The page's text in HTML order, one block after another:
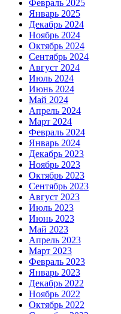
Февраль 2025
Январь 2025
Декабрь 2024
Ноябрь 2024
Октябрь 2024
Сентябрь 2024
Август 2024
Июль 2024
Июнь 2024
Май 2024
Апрель 2024
Март 2024
Февраль 2024
Январь 2024
Декабрь 2023
Ноябрь 2023
Октябрь 2023
Сентябрь 2023
Август 2023
Июль 2023
Июнь 2023
Май 2023
Апрель 2023
Март 2023
Февраль 2023
Январь 2023
Декабрь 2022
Ноябрь 2022
Октябрь 2022